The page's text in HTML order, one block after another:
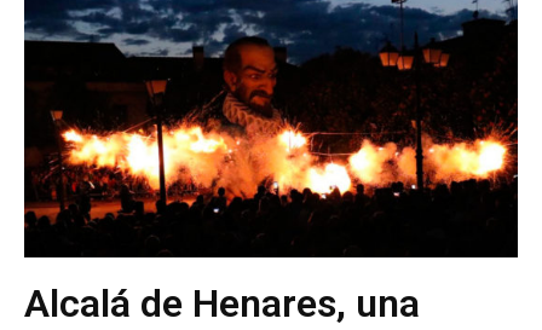
Alcalá de Henares, una